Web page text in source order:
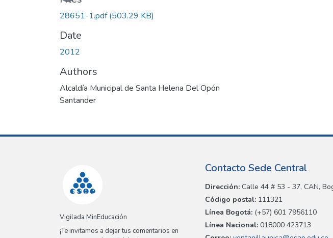
28651-1.pdf(503.29 KB)
Date
2012
Authors
Alcaldía Municipal de Santa Helena Del Opón
Santander
Vigilada MinEducación
¡Te invitamos a dejar tus comentarios en
Contacto Sede Central
Dirección: Calle 44 # 53 - 37, CAN,
Código postal: 111321
Línea Bogotá: (+57) 601 7956110
Línea Nacional: 018000 423713